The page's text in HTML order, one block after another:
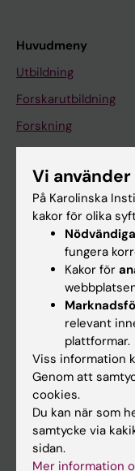
Huvudmeny
Utbildning
Forskarutbildning
Forskning
På gång
Nyheter
Kalender
Student
Canvas
Schema
Studentmejlen
Kurs- och
Student på KI
Vi
På Karolinska
kakor för olika
Nödvändiga
fungera
Kakor för
relevant
plattformar.
Viss information
Genom att
cookies.
Du kan när som
samtycke via
sidan.
Mer information